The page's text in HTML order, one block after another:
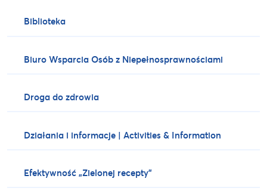
Biblioteka
Biuro Wsparcia Osób z Niepełnosprawnościami
Droga do zdrowia
Działania i informacje | Activities & Information
Efektywność „Zielonej recepty”